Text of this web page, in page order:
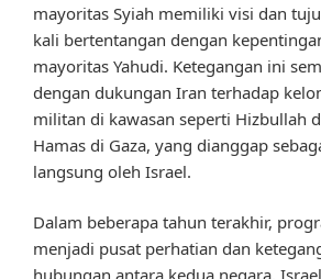
mayoritas Syiah memiliki visi dan
kali bertentangan dengan
mayoritas Yahudi. Ketegangan ini
dengan dukungan Iran terhadap
militan di kawasan seperti Hizbullah
Hamas di Gaza, yang dianggap
langsung oleh Israel.
Dalam beberapa tahun terakhir,
menjadi pusat perhatian dan